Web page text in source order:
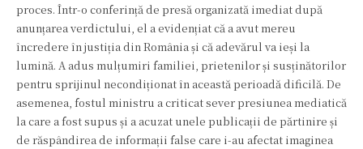
proces. Într-o conferință de presă organizată imediat după
anunțarea verdictului, el a evidențiat că a avut mereu
încredere în justiția din România și că adevărul va ieși la
lumină. A adus mulțumiri familiei, prietenilor și susținătorilor
pentru sprijinul necondiționat în această perioadă dificilă. De
asemenea, fostul ministru a criticat sever presiunea mediatică
la care a fost supus și a acuzat unele publicații de părtinire și
de răspândirea de informații false care i-au afectat imaginea